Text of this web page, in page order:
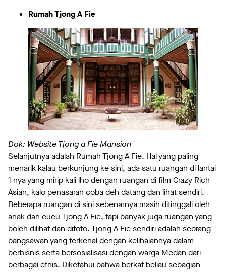
Rumah Tjong A Fie
Dok: Website Tjong a Fie Mansion
Selanjutnya adalah Rumah Tjong A Fie. Hal yang paling
menarik kalau berkunjung ke sini, ada satu ruangan di lantai
1 nya yang mirip kali lho dengan ruangan di film Crazy Rich
Asian, kalo penasaran coba deh datang dan lihat sendiri.
Beberapa ruangan di sini sebenarnya masih ditinggali oleh
anak dan cucu Tjong A Fie, tapi banyak juga ruangan yang
boleh dilihat dan difoto. Tjong A Fie sendiri adalah seorang
bangsawan yang terkenal dengan kelihaiannya dalam
berbisnis serta bersosialisasi dengan warga Medan dari
berbagai etnis. Diketahui bahwa berkat beliau sebagian